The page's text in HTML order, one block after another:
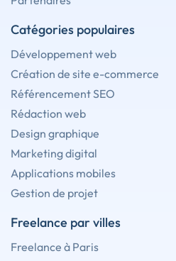
Catégories populaires
Développement web
Création de site e-commerce
Référencement SEO
Rédaction web
Design graphique
Marketing digital
Applications mobiles
Gestion de projet
Freelance par villes
Freelance à Paris